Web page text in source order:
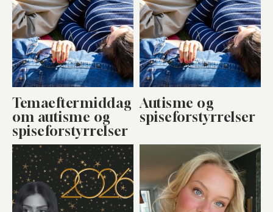
Temaeftermiddag
om autisme og
spiseforstyrrelser
Autisme og
spiseforstyrrelser